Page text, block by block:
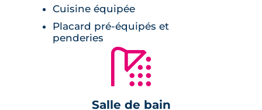
charge très rapidement votre nouveau lieu de
Cuisine équipée
Placard pré-équipés et
penderies
🚿
Salle de bain